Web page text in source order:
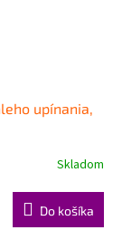
upínania,
Skladom
Do košíka